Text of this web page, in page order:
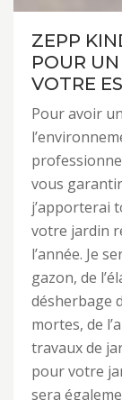
ZEPP
POUR
VOTRE
Pour avoir
vous
j’apporterai
votre jardin
l’année. Je
gazon, de
désherbage
mortes, de
travaux de
pour votre
sera